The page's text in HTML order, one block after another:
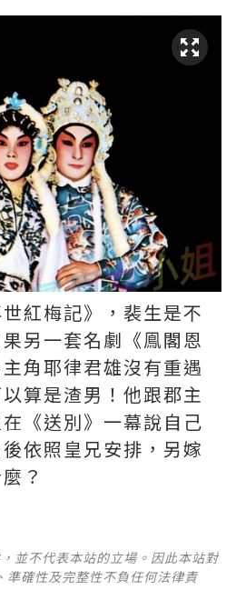
紅梅記》，裴生是不
另一套名劇《鳯閣恩
角耶律君雄沒有重遇
算是渣男！他跟郡主
《送別》一幕說自己
依照皇兄安排，另嫁
？
並不代表本站的立場。因此本站對
準確性及完整性不負任何法律責